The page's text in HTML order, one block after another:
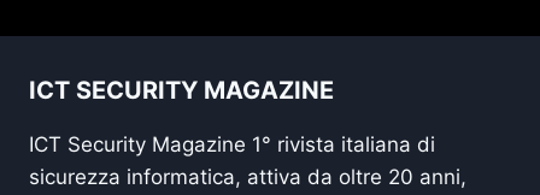
ICT SECURITY MAGAZINE
ICT Security Magazine 1° rivista italiana di
sicurezza informatica, attiva da oltre 20 anni,